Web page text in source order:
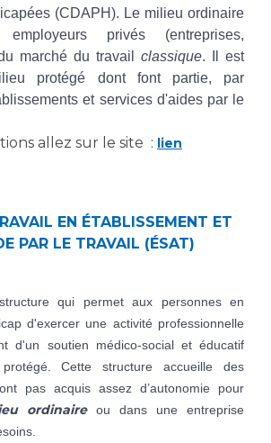
malentendants
Jacob
recherche
de Formation
internes
de santé
au Laboratoire de Biologie
médicale
Pathologiques
(CDAPH). Le milieu ordinaire
privés (entreprises,
marché du travail classique. Il est
protégé dont font partie, par
et services d'aides par le
allez sur le site : lien
EN ÉTABLISSEMENT ET
PAR LE TRAVAIL (ÉSAT)
qui permet aux personnes en
d'exercer une activité professionnelle
d'un soutien médico-social et éducatif
Cette structure accueille des
pas acquis assez d’autonomie pour
ordinaireou dans une entreprise